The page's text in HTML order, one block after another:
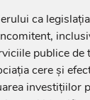
ca
publice de
cere și
investițiilor